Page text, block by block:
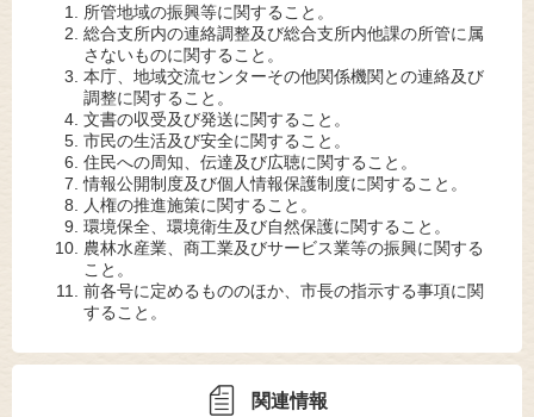
所管地域の振興等に関すること。
総合支所内の連絡調整及び総合支所内他課の所管に属
さないものに関すること。
本庁、地域交流センターその他関係機関との連絡及び
調整に関すること。
文書の収受及び発送に関すること。
市民の生活及び安全に関すること。
住民への周知、伝達及び広聴に関すること。
情報公開制度及び個人情報保護制度に関すること。
人権の推進施策に関すること。
環境保全、環境衛生及び自然保護に関すること。
農林水産業、商工業及びサービス業等の振興に関する
こと。
前各号に定めるもののほか、市長の指示する事項に関
すること。
関連情報